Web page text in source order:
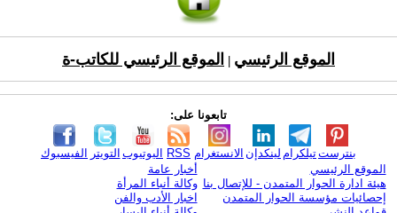
الموقع الرئيسي الموقع الرئيسي للكاتب-ة
تابعونا على:
الفيسبوك التويتر اليوتيوب RSS الانستغرام لينكدإن تيلكرامبنترست
الموقع الرئيسي
هيئة ادارة الحوار المتمدن - للإتصال بنا
إحصائيات مؤسسة الحوار المتمدن
أخبار عامة
وكالة أنباء المرأة
اخبار الأدب والفن